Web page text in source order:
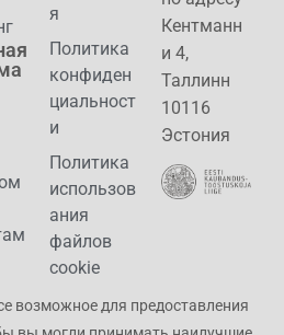
я
Политика
конфиден
циальност
и
Политика
использов
ания
файлов
cookie
Кентманн
и 4,
Таллинн
10116
Эстония
возможное для предоставления